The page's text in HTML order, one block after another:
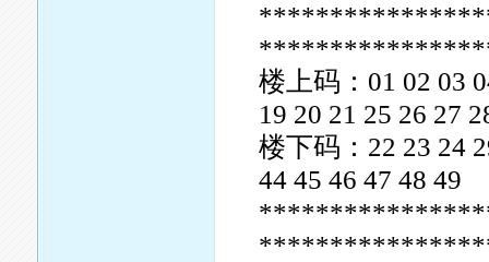
楼上码：01 02 03
19 20 21 25 26 27
楼下码：22 23 24
44 45 46 47 48 49